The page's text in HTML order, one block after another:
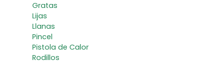
Gratas
Lijas
Llanas
Pincel
Pistola de Calor
Rodillos